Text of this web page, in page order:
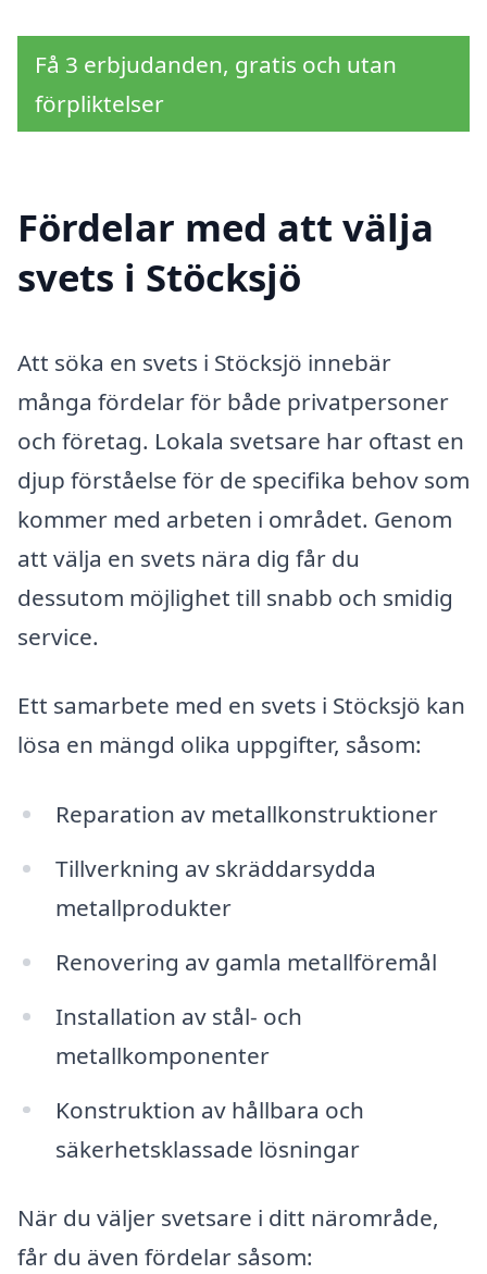
Få 3 erbjudanden, gratis och utan
förpliktelser
Fördelar med att välja
svets i Stöcksjö
Att söka en svets i Stöcksjö innebär
många fördelar för både privatpersoner
och företag. Lokala svetsare har oftast en
djup förståelse för de specifika behov som
kommer med arbeten i området. Genom
att välja en svets nära dig får du
dessutom möjlighet till snabb och smidig
service.
Ett samarbete med en svets i Stöcksjö kan
lösa en mängd olika uppgifter, såsom:
Reparation av metallkonstruktioner
Tillverkning av skräddarsydda
metallprodukter
Renovering av gamla metallföremål
Installation av stål- och
metallkomponenter
Konstruktion av hållbara och
säkerhetsklassade lösningar
När du väljer svetsare i ditt närområde,
får du även fördelar såsom: